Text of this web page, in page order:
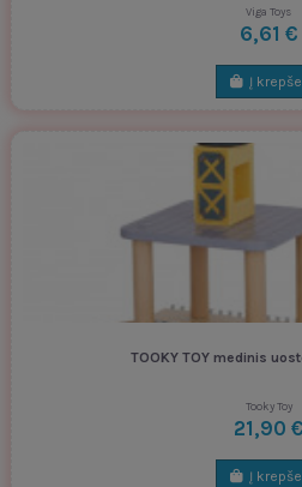
Viga Toys
6,61 €
Į
TOOKY TOY medinis
Tooky Toy
21,90 €
Į